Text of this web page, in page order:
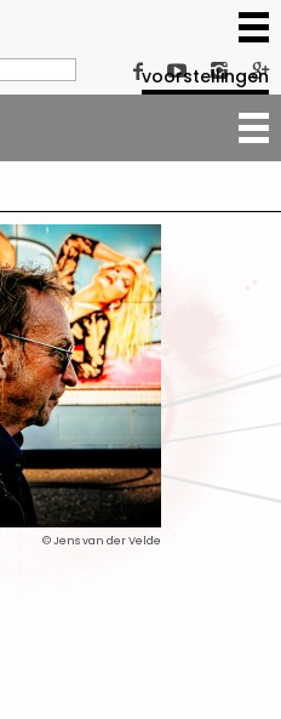
   
voorstellingen
© Jens van der Velde